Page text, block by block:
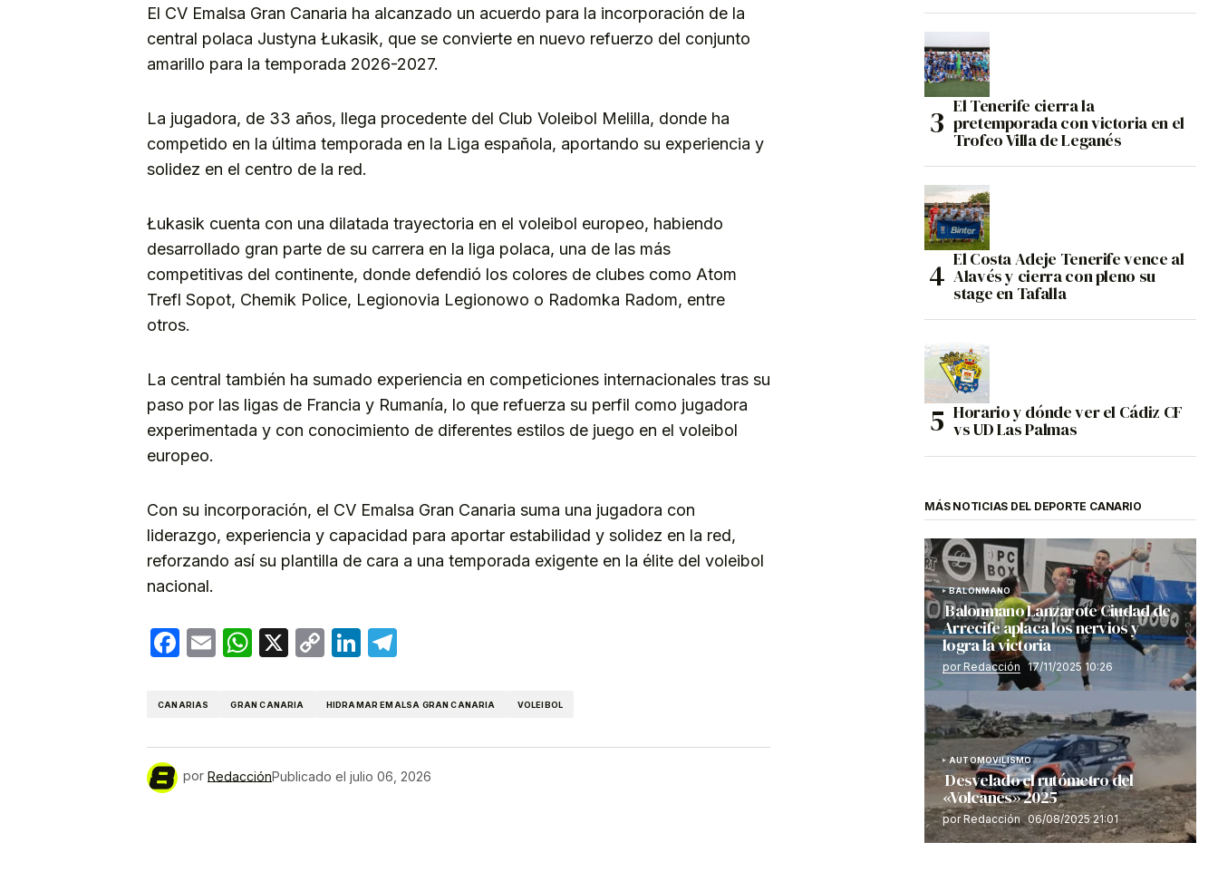
El CV Emalsa Gran Canaria ha alcanzado un acuerdo para la incorporación de la
central polaca Justyna Łukasik, que se convierte en nuevo refuerzo del conjunto
amarillo para la temporada 2026-2027.
La jugadora, de 33 años, llega procedente del Club Voleibol Melilla, donde ha
competido en la última temporada en la Liga española, aportando su experiencia y
solidez en el centro de la red.
Łukasik cuenta con una dilatada trayectoria en el voleibol europeo, habiendo
desarrollado gran parte de su carrera en la liga polaca, una de las más
competitivas del continente, donde defendió los colores de clubes como Atom
Trefl Sopot, Chemik Police, Legionovia Legionowo o Radomka Radom, entre
otros.
La central también ha sumado experiencia en competiciones internacionales tras su
paso por las ligas de Francia y Rumanía, lo que refuerza su perfil como jugadora
experimentada y con conocimiento de diferentes estilos de juego en el voleibol
europeo.
Con su incorporación, el CV Emalsa Gran Canaria suma una jugadora con
liderazgo, experiencia y capacidad para aportar estabilidad y solidez en la red,
reforzando así su plantilla de cara a una temporada exigente en la élite del voleibol
nacional.
Facebook
EmailWhatsApp
X
CopyLinkedIn
CANARIAS GRAN CANARIA HIDRAMAR EMALSA GRAN CANARIA VOLEIBOL
por RedacciónPublicado el julio 06, 2026
El Tenerife cierra la
pretemporada con victoria en el
Trofeo Villa de Leganés
El Costa Adeje Tenerife vence al
Alavés y cierra con pleno su
stage en Tafalla
Horario y dónde ver el Cádiz CF
vs UD Las Palmas
MÁS NOTICIAS DEL DEPORTE CANARIO
BALONMANO
Balonmano Lanzarote Ciudad de
Arrecife aplaca los nervios y
logra la victoria
por Redacción 17/11/2025 10:26
AUTOMOVILISMO
Desvelado el rutómetro del
«Volcanes» 2025
por Redacción 06/08/2025 21:01